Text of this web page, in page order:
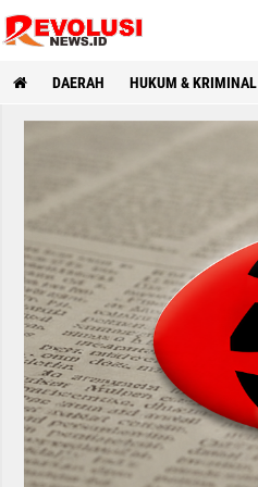
DAERAH HUKUM & KRIMINAL